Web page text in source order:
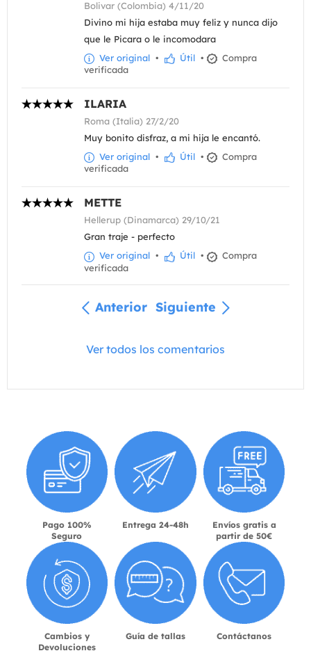
Bolivar (Colombia) 4/11/20
Divino mi hija estaba muy feliz y nunca dijo
que le Picara o le incomodara
Ver original • Útil •
Compra
verificada
ILARIA
Roma (Italia) 27/2/20
Muy bonito disfraz, a mi hija le encantó.
Ver original • Útil •
Compra
verificada
METTE
Hellerup (Dinamarca) 29/10/21
Gran traje - perfecto
Ver original • Útil •
Compra
verificada
Anterior Siguiente
Ver todos los comentarios
Pago 100%
Seguro
Entrega 24-48h
Envíos gratis a
partir de 50€
Cambios y
Devoluciones
Guía de tallas Contáctanos